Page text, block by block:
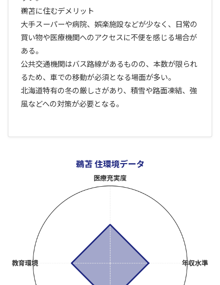
鵜苫に住むデメリット
大手スーパーや病院、娯楽施設などが少なく、日常の
買い物や医療機関へのアクセスに不便を感じる場合が
ある。
公共交通機関はバス路線があるものの、本数が限られ
るため、車での移動が必須となる場面が多い。
北海道特有の冬の厳しさがあり、積雪や路面凍結、強
風などへの対策が必要となる。